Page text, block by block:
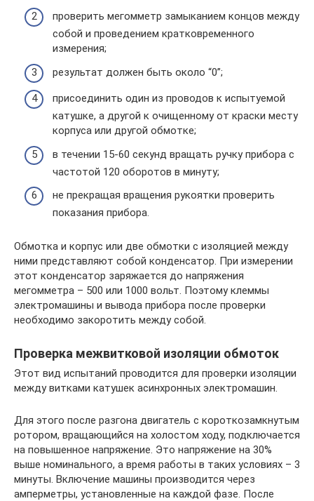
проверить мегомметр замыканием концов между
собой и проведением кратковременного
измерения;
результат должен быть около “0”;
присоединить один из проводов к испытуемой
катушке, а другой к очищенному от краски месту
корпуса или другой обмотке;
в течении 15-60 секунд вращать ручку прибора с
частотой 120 оборотов в минуту;
не прекращая вращения рукоятки проверить
показания прибора.
Обмотка и корпус или две обмотки с изоляцией между
ними представляют собой конденсатор. При измерении
этот конденсатор заряжается до напряжения
мегомметра – 500 или 1000 вольт. Поэтому клеммы
электромашины и вывода прибора после проверки
необходимо закоротить между собой.
Проверка межвитковой изоляции обмоток
Этот вид испытаний проводится для проверки изоляции
между витками катушек асинхронных электромашин.
Для этого после разгона двигатель с короткозамкнутым
ротором, вращающийся на холостом ходу, подключается
на повышенное напряжение. Это напряжение на 30%
выше номинального, а время работы в таких условиях – 3
минуты. Включение машины производится через
амперметры, установленные на каждой фазе. После